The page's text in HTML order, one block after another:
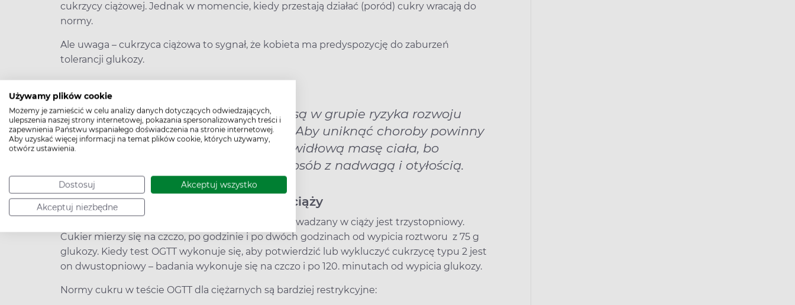
Używamy plików cookie
Możemy je zamieścić w celu analizy danych dotyczących odwiedzających,
ulepszenia naszej strony internetowej, pokazania spersonalizowanych treści i
zapewnienia Państwu wspaniałego doświadczenia na stronie internetowej.
Aby uzyskać więcej informacji na temat plików cookie, których używamy,
otwórz ustawienia.
Dostosuj Akceptuj wszystko
Akceptuj niezbędne
cukrzycy ciążowej. Jednak w momencie, kiedy przestają działać (poród) cukry wracają do
normy.
Ale uwaga – cukrzyca ciążowa to sygnał, że kobieta ma predyspozycję do zaburzeń
tolerancji glukozy.
Ciężarne z cukrzycą ciążową są w grupie ryzyka rozwoju
cukrzycy typu 2 w przyszłości. Aby uniknąć choroby powinny
przede wszystkim dbać o prawidłową masę ciała, bo
cukrzyca typu 2 rozwija się u osób z nadwagą i otyłością.
Inne normy dla krzywej cukrowej w ciąży
Test obciążenia glukozą (krzywa cukrowa) przeprowadzany w ciąży jest trzystopniowy.
Cukier mierzy się na czczo, po godzinie i po dwóch godzinach od wypicia roztworu z 75 g
glukozy. Kiedy test OGTT wykonuje się, aby potwierdzić lub wykluczyć cukrzycę typu 2 jest
on dwustopniowy – badania wykonuje się na czczo i po 120. minutach od wypicia glukozy.
Normy cukru w teście OGTT dla ciężarnych są bardziej restrykcyjne: